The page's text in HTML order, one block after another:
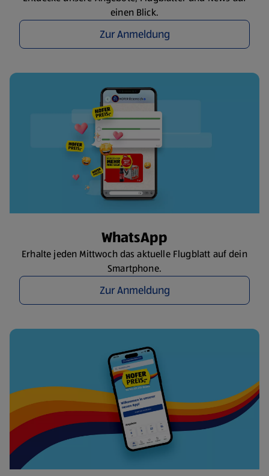
einen Blick.
Zur Anmeldung
WhatsApp
Erhalte jeden Mittwoch das aktuelle Flugblatt auf dein
Smartphone.
Zur Anmeldung